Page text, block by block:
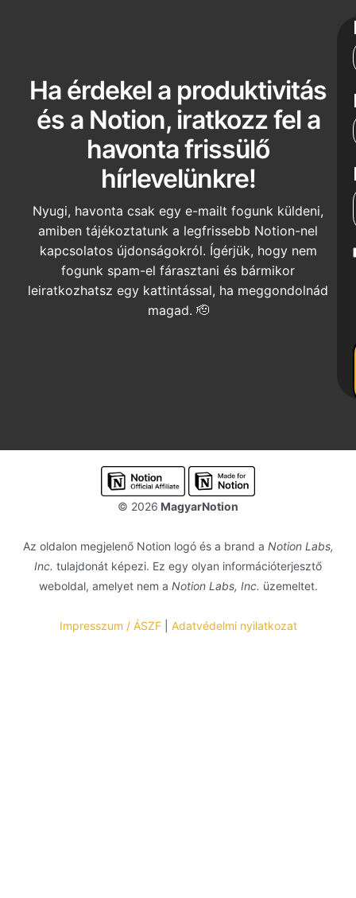
Ha érdekel a produktivitás
és a Notion, iratkozz fel a
havonta frissülő
hírlevelünkre!
Nyugi, havonta csak egy e-mailt fogunk küldeni,
amiben tájékoztatunk a legfrissebb Notion-nel
kapcsolatos újdonságokról. Ígérjük, hogy nem
fogunk spam-el fárasztani és bármikor
leiratkozhatsz egy kattintással, ha meggondolnád
magad. 🫡
© 2026 MagyarNotion
Az oldalon megjelenő Notion logó és a brand a Notion Labs,
Inc. tulajdonát képezi. Ez egy olyan információterjesztő
weboldal, amelyet nem a Notion Labs, Inc. üzemeltet.
Impresszum / ÁSZF| Adatvédelmi nyilatkozat